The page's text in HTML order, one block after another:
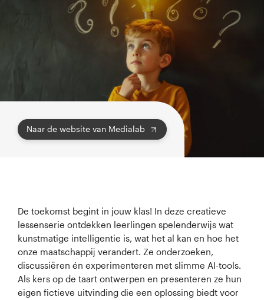
Aanbod alle doelgroepen
Naar de website van Medialab
De toekomst begint in jouw klas! In deze creatieve
lessenserie ontdekken leerlingen spelenderwijs wat
kunstmatige intelligentie is, wat het al kan en hoe het
onze maatschappij verandert. Ze onderzoeken,
discussiëren én experimenteren met slimme AI-tools.
Als kers op de taart ontwerpen en presenteren ze hun
eigen fictieve uitvinding die een oplossing biedt voor